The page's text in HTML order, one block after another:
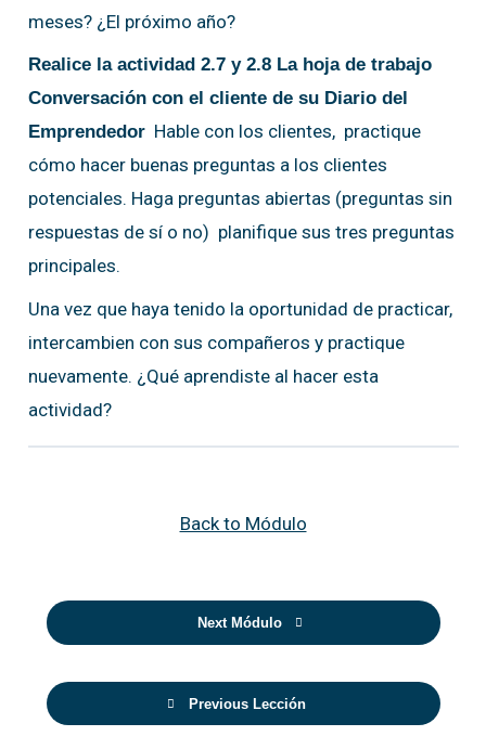
meses? ¿El próximo año?
Realice la actividad 2.7 y 2.8 La hoja de trabajo
Conversación con el cliente de su Diario del
EmprendedorHable con los clientes, practique
cómo hacer buenas preguntas a los clientes
potenciales. Haga preguntas abiertas (preguntas sin
respuestas de sí o no) planifique sus tres preguntas
principales.
Una vez que haya tenido la oportunidad de practicar,
intercambien con sus compañeros y practique
nuevamente. ¿Qué aprendiste al hacer esta
actividad?
Previous Lección
Back to Módulo
Next Módulo